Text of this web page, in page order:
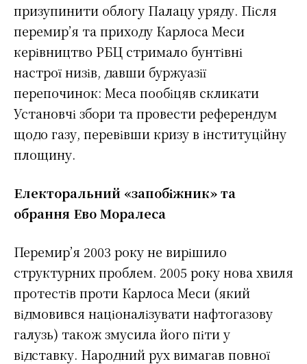
призупинити облогу Палацу уряду. Після
перемир’я та приходу Карлоса Меси
керівництво РБЦ стримало бунтівні
настрої низів, давши буржуазії
перепочинок: Меса пообіцяв скликати
Установчі збори та провести референдум
щодо газу, перевівши кризу в інституційну
площину.
Електоральний «запобіжник» та
обрання Ево Моралеса
Перемир’я 2003 року не вирішило
структурних проблем. 2005 року нова хвиля
протестів проти Карлоса Меси (який
відмовився націоналізувати нафтогазову
галузь) також змусила його піти у
відставку. Народний рух вимагав повної